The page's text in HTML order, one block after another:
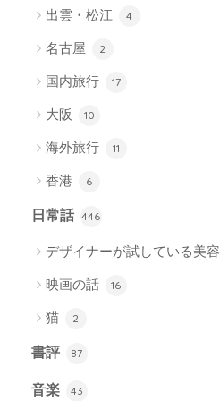
出雲・松江 4
名古屋 2
国内旅行 17
大阪 10
海外旅行 11
香港 6
日常話 446
デザイナーが試している美容
映画の話 16
猫 2
書評 87
音楽 43